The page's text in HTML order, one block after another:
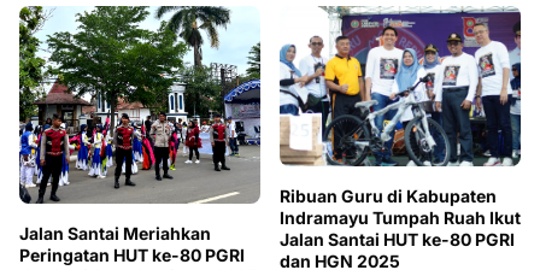
Jalan Santai Meriahkan
Peringatan HUT ke-80 PGRI
Ribuan Guru di Kabupaten
Indramayu Tumpah Ruah Ikut
Jalan Santai HUT ke-80 PGRI
dan HGN 2025